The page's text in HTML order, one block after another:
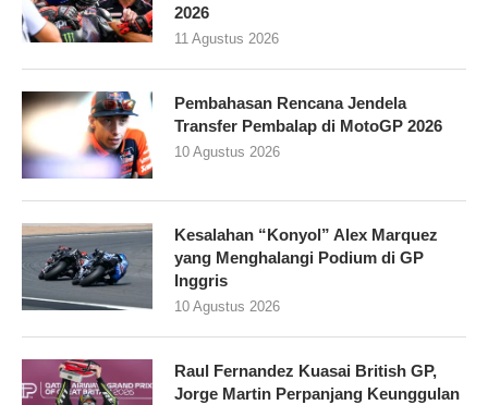
2026
11 Agustus 2026
Pembahasan Rencana Jendela
Transfer Pembalap di MotoGP 2026
10 Agustus 2026
Kesalahan “Konyol” Alex Marquez
yang Menghalangi Podium di GP
Inggris
10 Agustus 2026
Raul Fernandez Kuasai British GP,
Jorge Martin Perpanjang Keunggulan